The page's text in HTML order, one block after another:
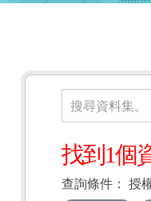
資料集
搜尋資料集。
找到1個
查詢條件： 授